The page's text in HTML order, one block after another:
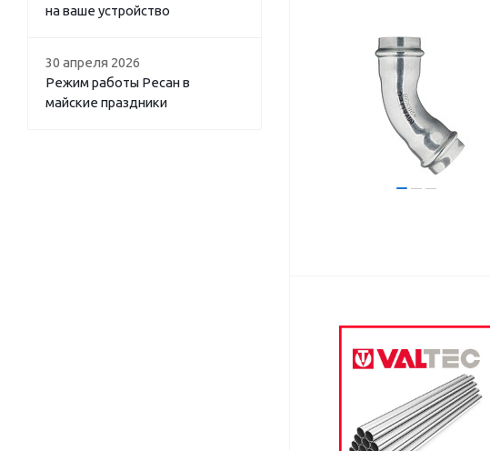
на ваше устройство
30 апреля 2026
Режим работы Ресан в
майские праздники